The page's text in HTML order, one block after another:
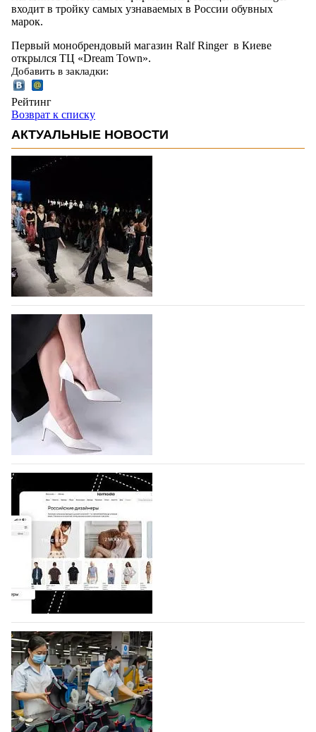
входит в тройку самых узнаваемых в России обувных
марок.
Первый монобрендовый магазин Ralf Ringer в Киеве
открылся ТЦ «Dream Town».
Добавить в закладки:
Рейтинг
Возврат к списку
АКТУАЛЬНЫЕ НОВОСТИ
На участие в Московской неделе моды
подано 1047 заявок
На участие в седьмой Московской неделе моды,
которая пройдет в российской столице с 26 сентября
по 1 октября, уже подано 1047 заявок. Примерно
половину из них (494) прислали дизайнеры,
коллекции которых не были представлены в…
07.08.2026 492
BALLINA представит свои новинки на Euro
Shoes
Компания BALLINA Guangzhou Lihuang Footwear
Co., Ltd., основанная в 2011 году и расположенная в
Гуанчжоу, столице моды Китая, является
профессиональной обувной компанией,
объединяющей разработку, производство и…
07.08.2026 349
На платформе Lamoda - новый раздел и
условия продвижения локальных
дизайнерских марок
Российский маркетплейс Lamoda решил обновить